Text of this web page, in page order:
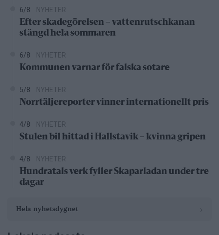
6/8 NYHETER
Efter skadegörelsen – vattenrutschkanan
stängd hela sommaren
6/8 NYHETER
Kommunen varnar för falska sotare
5/8 NYHETER
Norrtäljereporter vinner internationellt pris
4/8 NYHETER
Stulen bil hittad i Hallstavik – kvinna gripen
4/8 NYHETER
Hundratals verk fyller Skaparladan under tre
dagar
Hela nyhetsdygnet